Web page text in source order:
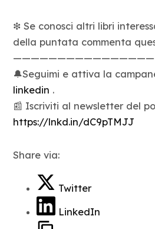
❇ Se conosci altri libri
della puntata commenta
🔔Seguimi e attiva la
linkedin .
📰 Iscriviti al newsletter del
https://lnkd.in/dC9pTMJJ
Share via:
Twitter
LinkedIn